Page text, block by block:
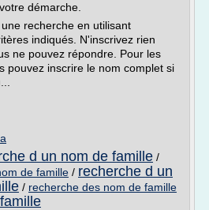
démarche.
recherche en utilisant
indiqués. N'inscrivez rien
ne pouvez répondre. Pour les
pouvez inscrire le nom complet si
d un nom de famille /
de famille / recherche d un
/ recherche des nom de famille